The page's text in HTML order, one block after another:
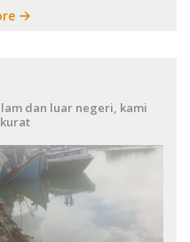
dan luar negeri, kami